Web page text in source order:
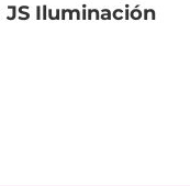
JS Iluminación